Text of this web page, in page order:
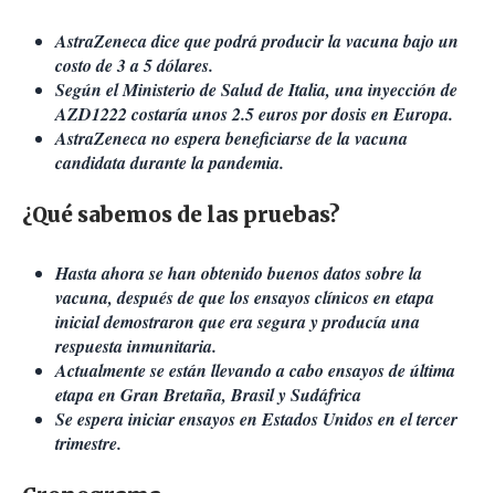
AstraZeneca dice que podrá producir la vacuna bajo un
costo de 3 a 5 dólares.
Según el Ministerio de Salud de Italia, una inyección de
AZD1222 costaría unos 2.5 euros por dosis en Europa.
AstraZeneca no espera beneficiarse de la vacuna
candidata durante la pandemia.
¿Qué sabemos de las pruebas?
Hasta ahora se han obtenido buenos datos sobre la
vacuna, después de que los ensayos clínicos en etapa
inicial demostraron que era segura y producía una
respuesta inmunitaria.
Actualmente se están llevando a cabo ensayos de última
etapa en Gran Bretaña, Brasil y Sudáfrica
Se espera iniciar ensayos en Estados Unidos en el tercer
trimestre.